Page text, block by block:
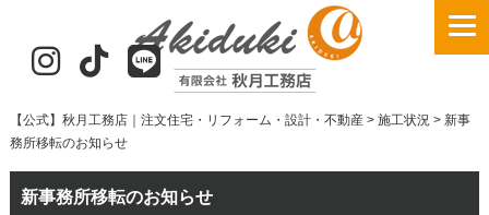
【公式】秋月工務店｜注文住宅・リフォーム・設計・不動産> 施工状況> 新事
務所移転のお知らせ
新事務所移転のお知らせ